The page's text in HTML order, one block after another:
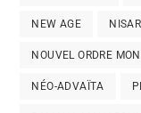
NEW AGE
NOUVEL ORDRE
NÉO-ADVAÏTA